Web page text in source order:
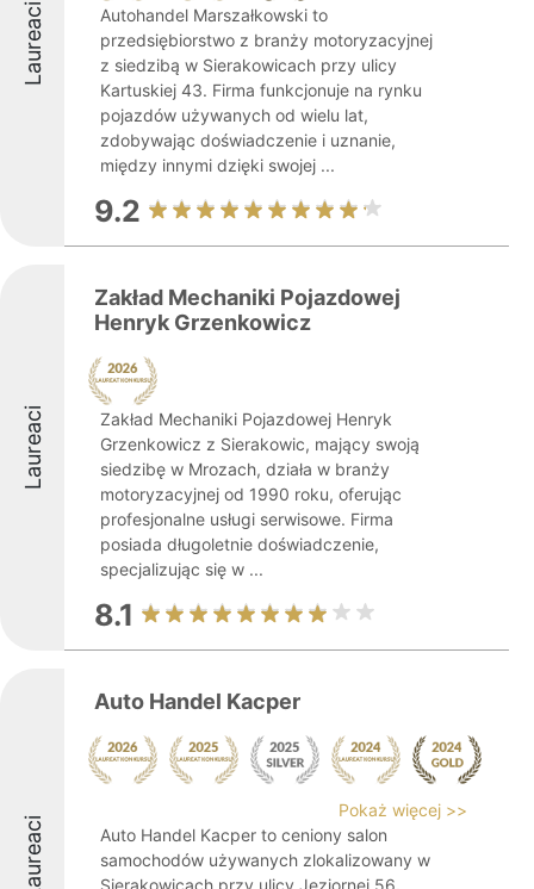
Laureaci
Autohandel Marszałkowski to
przedsiębiorstwo z branży motoryzacyjnej
z siedzibą w Sierakowicach przy ulicy
Kartuskiej 43. Firma funkcjonuje na rynku
pojazdów używanych od wielu lat,
zdobywając doświadczenie i uznanie,
między innymi dzięki swojej ...
9.2
Laureaci
Zakład Mechaniki Pojazdowej
Henryk Grzenkowicz
Zakład Mechaniki Pojazdowej Henryk
Grzenkowicz z Sierakowic, mający swoją
siedzibę w Mrozach, działa w branży
motoryzacyjnej od 1990 roku, oferując
profesjonalne usługi serwisowe. Firma
posiada długoletnie doświadczenie,
specjalizując się w ...
8.1
Laureaci
Auto Handel Kacper
Pokaż więcej >>
Auto Handel Kacper to ceniony salon
samochodów używanych zlokalizowany w
Sierakowicach przy ulicy Jeziornej 56.